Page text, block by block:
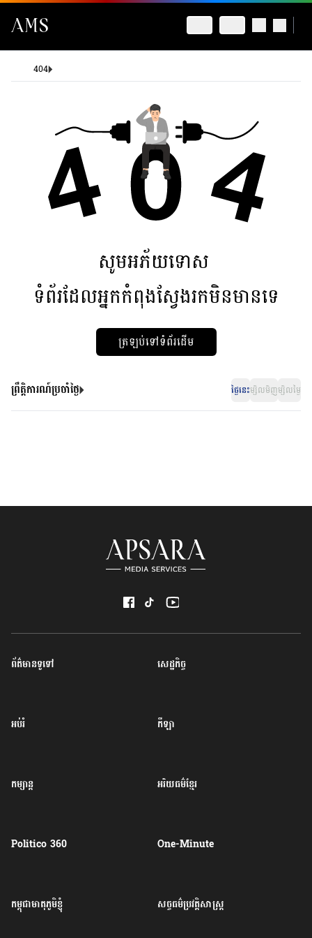
404
សូមអភ័យទោស
ទំព័រដែលអ្នកកំពុងស្វែងរកមិនមានទេ
ត្រឡប់ទៅទំព័រដើម
ព្រឹត្តិការណ៍ប្រចាំថ្ងៃ ថ្ងៃនេះម្សិលមិញម្សិលម្ងៃ
ព័ត៌មានទូទៅ សេដ្ឋកិច្ច
អប់រំ កីឡា
កម្សាន្ត អរិយធម៌ខ្មែរ
Politico 360 One-Minute
កម្ពុជាមាតុភូមិខ្ញុំ សច្ចធម៌ប្រវត្តិសាស្ត្រ